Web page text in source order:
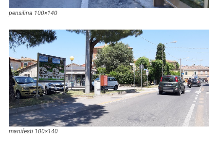
pensilina 100×140
manifesti 100×140